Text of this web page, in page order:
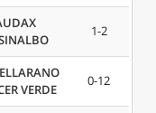
1-2
VERDE
0-12